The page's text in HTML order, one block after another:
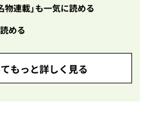
連載」も一気に読める
める
もっと詳しく見る